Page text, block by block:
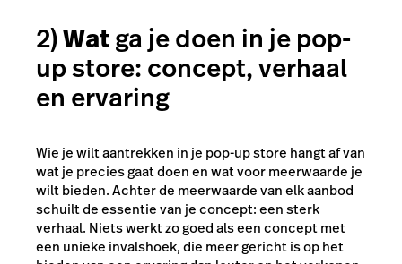
2)Watga je doen in je pop-
up store: concept, verhaal
en ervaring
Wie je wilt aantrekken in je pop-up store hangt af van
wat je precies gaat doen en wat voor meerwaarde je
wilt bieden. Achter de meerwaarde van elk aanbod
schuilt de essentie van je concept: een sterk
verhaal. Niets werkt zo goed als een concept met
een unieke invalshoek, die meer gericht is op het